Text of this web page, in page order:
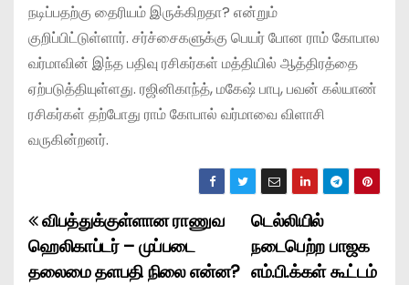
நடிப்பதற்கு தைரியம் இருக்கிறதா? என்றும்
குறிப்பிட்டுள்ளார். சர்ச்சைகளுக்கு பெயர் போன ராம் கோபால
வர்மாவின் இந்த பதிவு ரசிகர்கள் மத்தியில் ஆத்திரத்தை
ஏற்படுத்தியுள்ளது. ரஜினிகாந்த், மகேஷ் பாபு, பவன் கல்யாண்
ரசிகர்கள் தற்போது ராம் கோபால் வர்மாவை விளாசி
வருகின்றனர்.
P
o
டெல்லியில்
நடைபெற்ற பாஜக
எம்.பி.க்கள் கூட்டம்
விபத்துக்குள்ளான ராணுவ
ஹெலிகாப்டர் – முப்படை
தலைமை தளபதி நிலை என்ன?